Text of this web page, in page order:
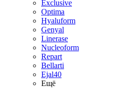
Exclusive
Optima
Hyaluform
Genyal
Linerase
Nucleoform
Repart
Bellarti
Ejal40
Ещё